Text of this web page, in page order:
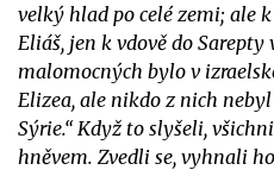
velký hlad po celé zemi; ale
Eliáš, jen k vdově do
malomocných bylo v
Elizea, ale nikdo z nich
Sýrie.“ Když to slyšeli,
hněvem. Zvedli se, vyhnali